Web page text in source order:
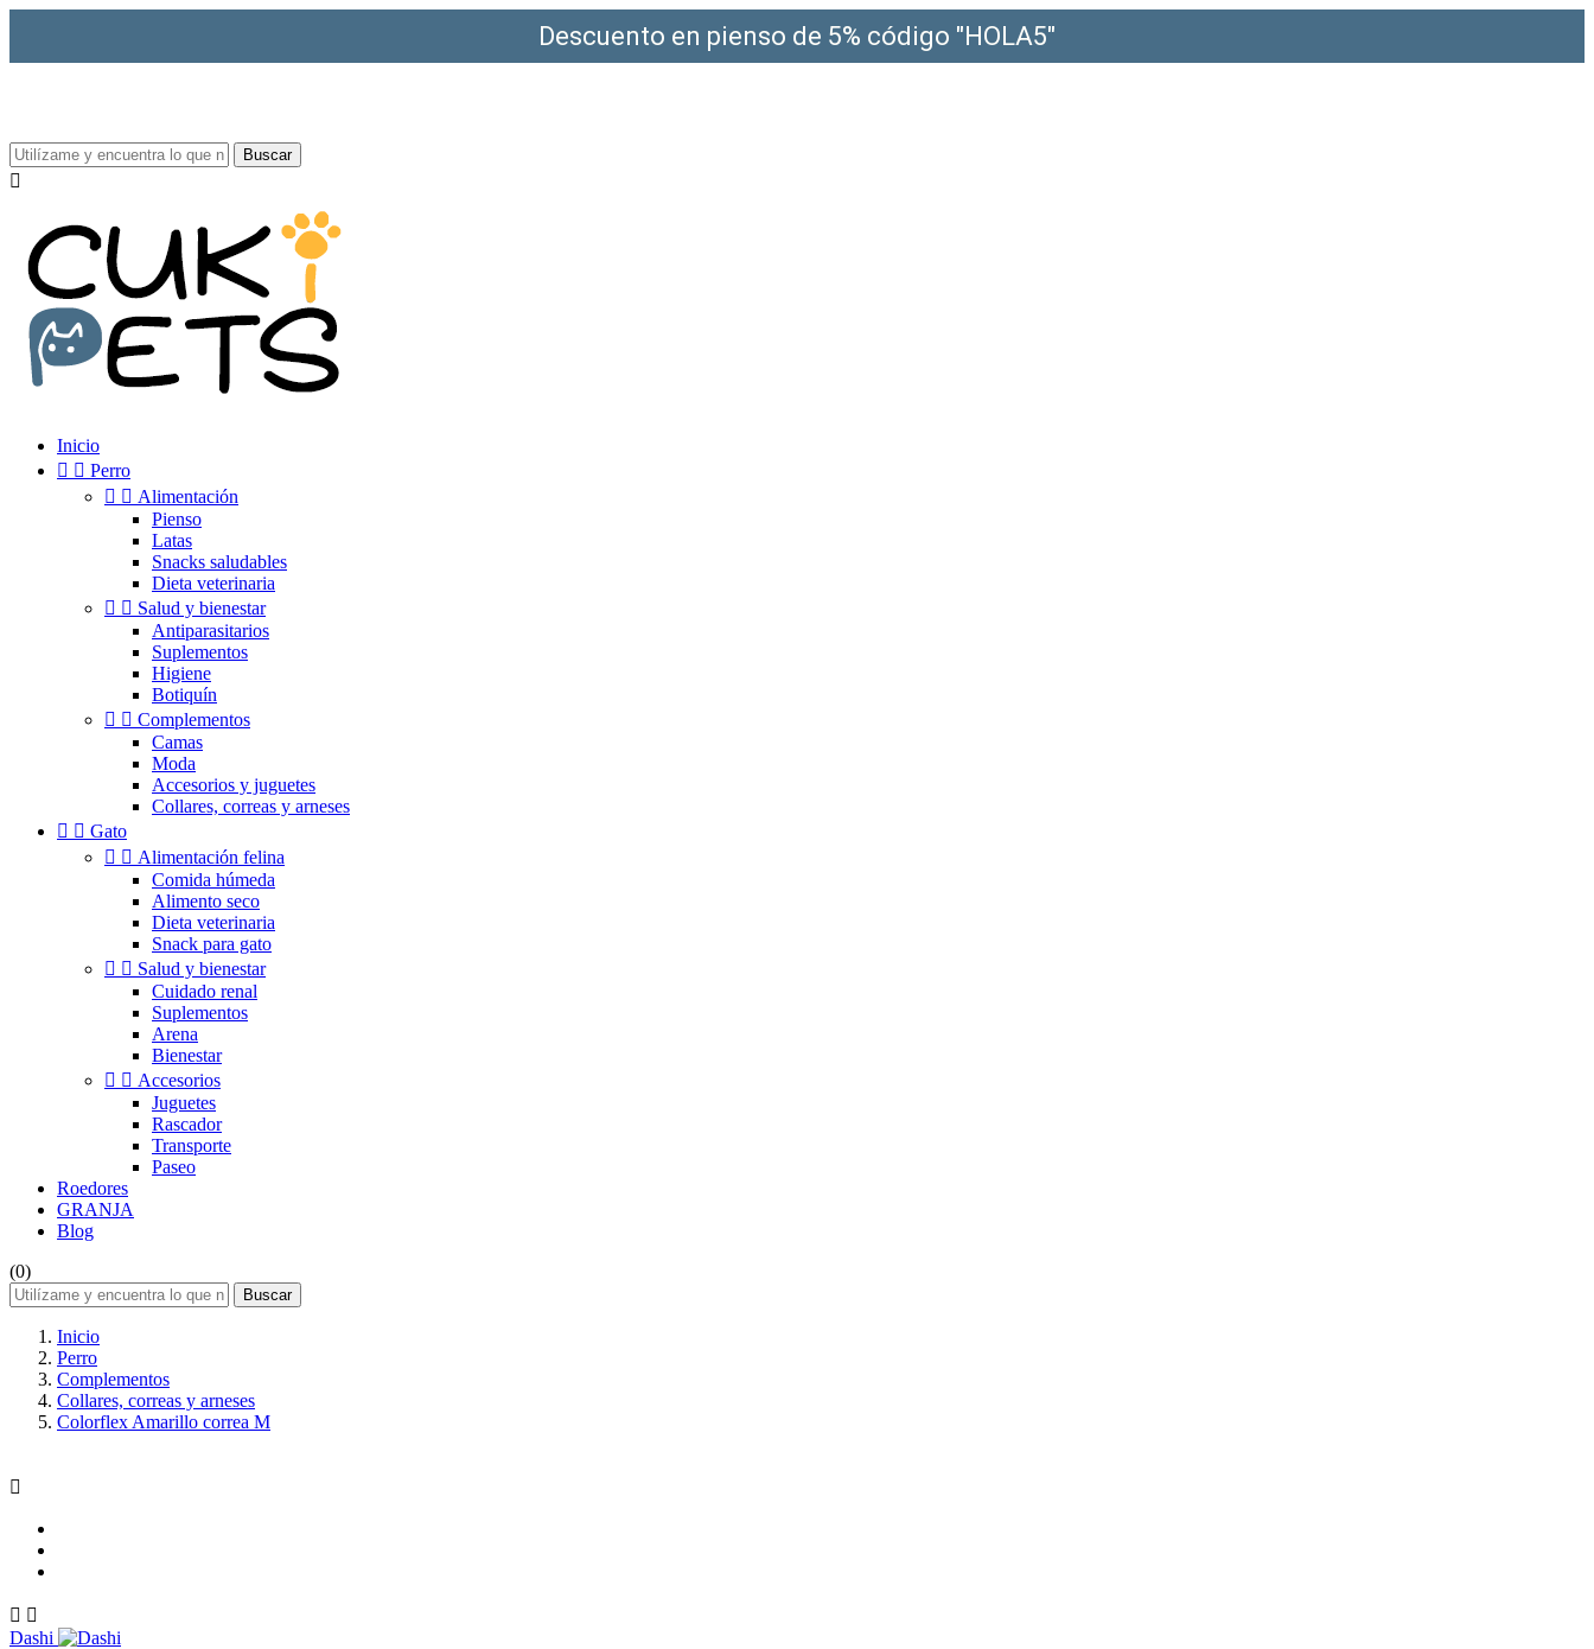
Descuento en pienso de 5% código "HOLA5"
Buscar

Inicio
  Perro
  Alimentación
Pienso
Latas
Snacks saludables
Dieta veterinaria
  Salud y bienestar
Antiparasitarios
Suplementos
Higiene
Botiquín
  Complementos
Camas
Moda
Accesorios y juguetes
Collares, correas y arneses
  Gato
  Alimentación felina
Comida húmeda
Alimento seco
Dieta veterinaria
Snack para gato
  Salud y bienestar
Cuidado renal
Suplementos
Arena
Bienestar
  Accesorios
Juguetes
Rascador
Transporte
Paseo
Roedores
GRANJA
Blog
(0)
Buscar
Inicio
Perro
Complementos
Collares, correas y arneses
Colorflex Amarillo correa M

 
Dashi